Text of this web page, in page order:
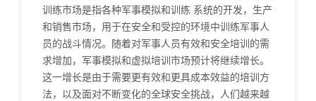
训练市场是指各种军事模拟和训练 系统的开发，生产
和销售市场，用于在安全和受控的环境中训练军事人
员的战斗情况。随着对军事人员有效和安全培训的需
求增加，军事模拟和虚拟培训市场预计将继续增长。
这一增长是由于需要更有效和更具成本效益的培训方
法，以及面对不断变化的全球安全挑战，人们越来越